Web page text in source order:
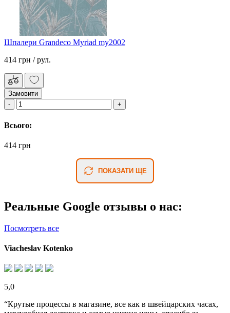
Шпалери Grandeco Myriad my2002
414 грн / рул.
Замовити
Всього:
414 грн
ПОКАЗАТИ ЩЕ
Реальные Google отзывы о нас:
Посмотреть все
Viacheslav Kotenko
5,0
“Крутые процессы в магазине, все как в швейцарских часах,